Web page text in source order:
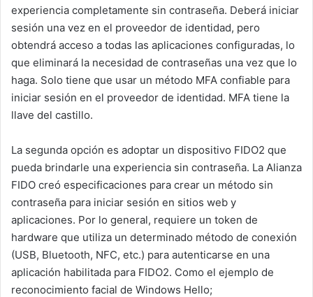
experiencia completamente sin contraseña. Deberá iniciar
sesión una vez en el proveedor de identidad, pero
obtendrá acceso a todas las aplicaciones configuradas, lo
que eliminará la necesidad de contraseñas una vez que lo
haga. Solo tiene que usar un método MFA confiable para
iniciar sesión en el proveedor de identidad. MFA tiene la
llave del castillo.
La segunda opción es adoptar un dispositivo FIDO2 que
pueda brindarle una experiencia sin contraseña. La Alianza
FIDO creó especificaciones para crear un método sin
contraseña para iniciar sesión en sitios web y
aplicaciones. Por lo general, requiere un token de
hardware que utiliza un determinado método de conexión
(USB, Bluetooth, NFC, etc.) para autenticarse en una
aplicación habilitada para FIDO2. Como el ejemplo de
reconocimiento facial de Windows Hello;